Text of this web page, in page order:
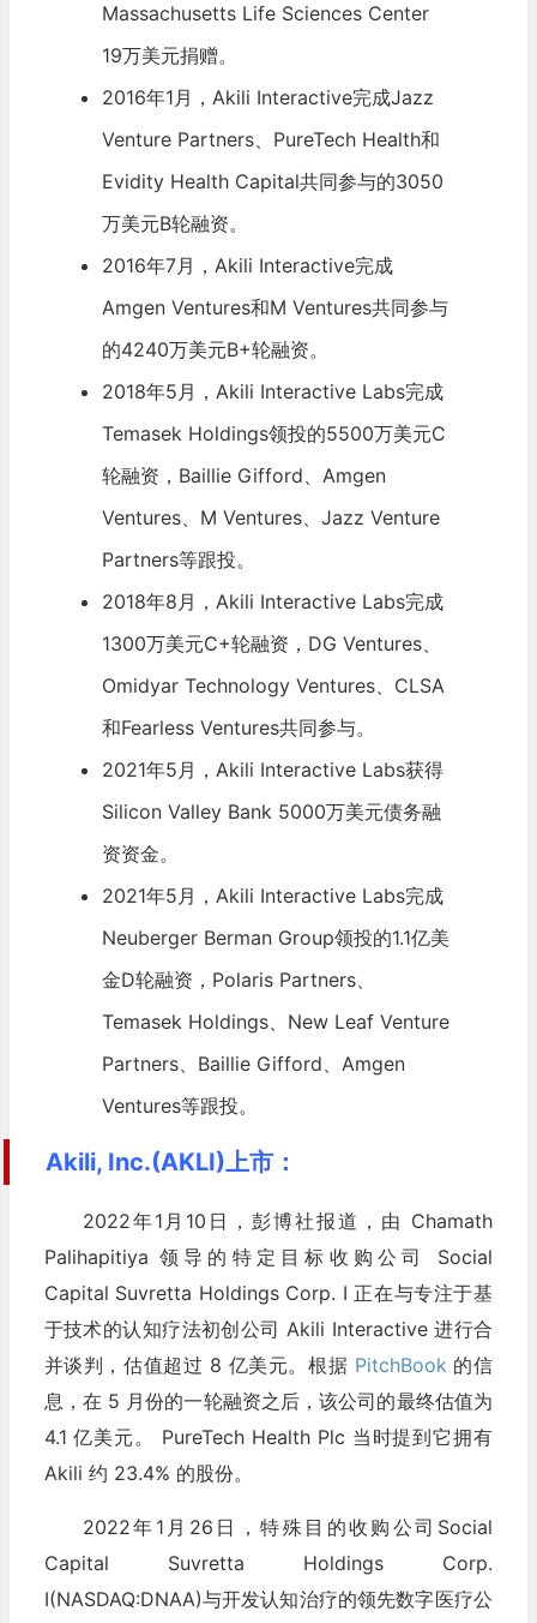
Massachusetts Life Sciences Center
19万美元捐赠。
2016年1月，Akili Interactive完成Jazz
Venture Partners、PureTech Health和
Evidity Health Capital共同参与的3050
万美元B轮融资。
2016年7月，Akili Interactive完成
Amgen Ventures和M Ventures共同参与
的4240万美元B+轮融资。
2018年5月，Akili Interactive Labs完成
Temasek Holdings领投的5500万美元C
轮融资， Baillie Gifford、Amgen
Ventures、M Ventures、Jazz Venture
Partners等跟投。
2018年8月，Akili Interactive Labs完成
1300万美元C+轮融资，DG Ventures、
Omidyar Technology Ventures、CLSA
和Fearless Ventures共同参与。
2021年5月，Akili Interactive Labs获得
Silicon Valley Bank5000万美元债务融
资资金。
2021年5月，Akili Interactive Labs完成
Neuberger Berman Group领投的1.1亿美
金D轮融资，Polaris Partners、
Temasek Holdings、New Leaf Venture
Partners、Baillie Gifford、Amgen
Ventures等跟投。
Akili, Inc.(AKLI)上市：
2022年1月10日，彭博社报道，由 Chamath
Palihapitiya 领导的特定目标收购公司 Social
Capital Suvretta Holdings Corp. I 正在与专注于基
于技术的认知疗法初创公司 Akili Interactive 进行合
并谈判，估值超过 8 亿美元。根据 PitchBook的信
息，在 5 月份的一轮融资之后，该公司的最终估值为
4.1 亿美元。 PureTech Health Plc 当时提到它拥有
Akili 约 23.4% 的股份。
2022年1月26日，特殊目的收购公司Social
Capital Suvretta Holdings Corp.
I(NASDAQ:DNAA)与开发认知治疗的领先数字医疗公